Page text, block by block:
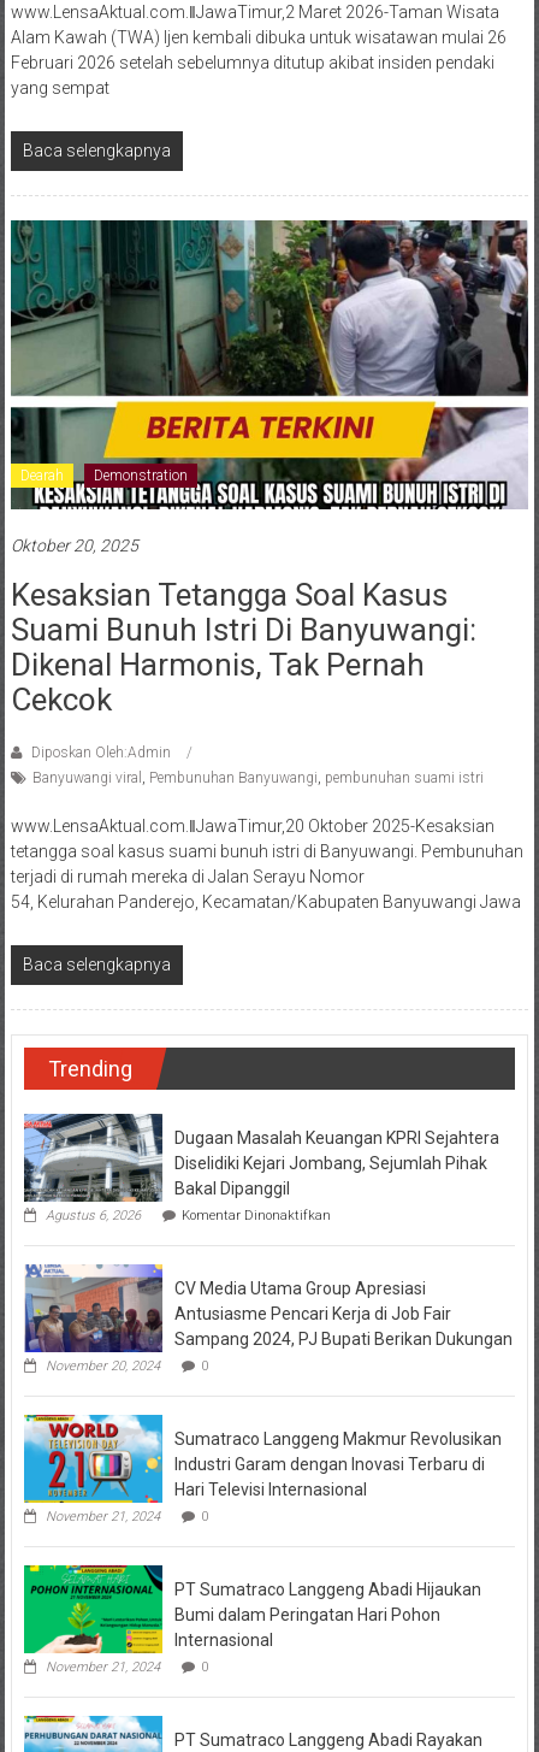
www.LensaAktual.com.ǁJawaTimur,2 Maret 2026-Taman Wisata
Alam Kawah (TWA) Ijen kembali dibuka untuk wisatawan mulai 26
Februari 2026 setelah sebelumnya ditutup akibat insiden pendaki
yang sempat
Baca selengkapnya
Dearah Demonstration
Oktober 20, 2025
Kesaksian Tetangga Soal Kasus
Suami Bunuh Istri Di Banyuwangi:
Dikenal Harmonis, Tak Pernah
Cekcok
Diposkan Oleh:Admin
Banyuwangi viral , Pembunuhan Banyuwangi, pembunuhan suami istri
www.LensaAktual.com.ǁJawaTimur,20 Oktober 2025-Kesaksian
tetangga soal kasus suami bunuh istri di Banyuwangi. Pembunuhan
terjadi di rumah mereka di Jalan Serayu Nomor
54, Kelurahan Panderejo, Kecamatan/Kabupaten Banyuwangi Jawa
Baca selengkapnya
Trending
Dugaan Masalah Keuangan KPRI Sejahtera
Diselidiki Kejari Jombang, Sejumlah Pihak
Bakal Dipanggil
Agustus 6, 2026 Komentar Dinonaktifkanpada
Masalah
KPRI
Sejahtera
Diselidiki
Kejari
Dipanggil
CV Media Utama Group Apresiasi
Antusiasme Pencari Kerja di Job Fair
Sampang 2024, PJ Bupati Berikan Dukungan
November 20, 2024 0
Sumatraco Langgeng Makmur Revolusikan
Industri Garam dengan Inovasi Terbaru di
Hari Televisi Internasional
November 21, 2024 0
PT Sumatraco Langgeng Abadi Hijaukan
Bumi dalam Peringatan Hari Pohon
Internasional
November 21, 2024 0
PT Sumatraco Langgeng Abadi Rayakan